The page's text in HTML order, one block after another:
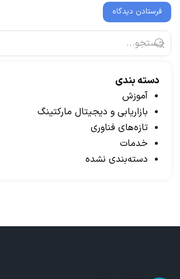
دسته بندی
آموزش
بازاریابی و دیجیتال مارکتینگ
تازه‌های فناوری
خدمات
دسته‌بندی نشده